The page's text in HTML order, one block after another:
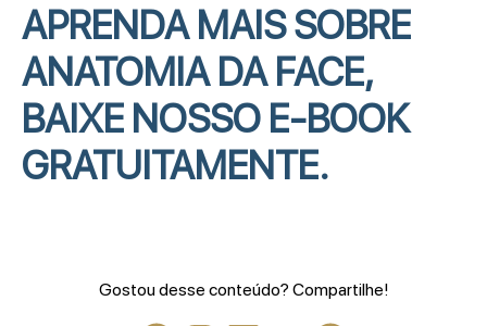
APRENDA MAIS SOBRE
ANATOMIA DA FACE,
BAIXE NOSSO E-BOOK
GRATUITAMENTE.
Gostou desse conteúdo? Compartilhe!